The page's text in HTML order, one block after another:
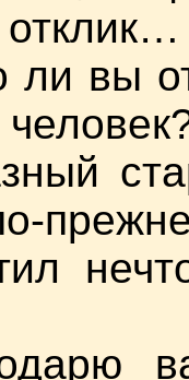
ли вы